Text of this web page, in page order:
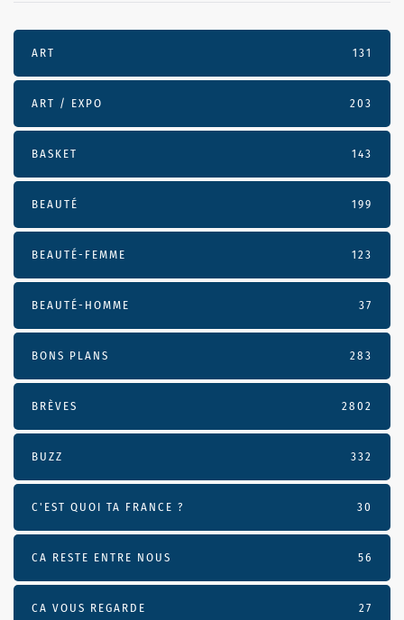
ART 131
ART / EXPO 203
BASKET 143
BEAUTÉ 199
BEAUTÉ-FEMME 123
BEAUTÉ-HOMME 37
BONS PLANS 283
BRÈVES 2802
BUZZ 332
C'EST QUOI TA FRANCE ? 30
CA RESTE ENTRE NOUS 56
CA VOUS REGARDE 27